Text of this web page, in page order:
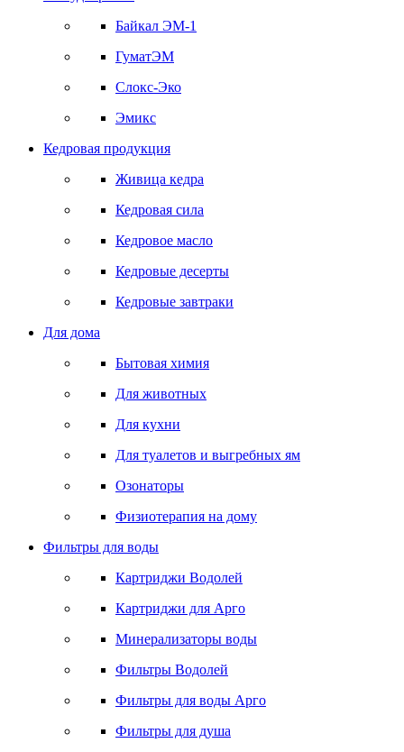
Байкал ЭМ-1
ГуматЭМ
Слокс-Эко
Эмикс
Кедровая продукция
Живица кедра
Кедровая сила
Кедровое масло
Кедровые десерты
Кедровые завтраки
Для дома
Бытовая химия
Для животных
Для кухни
Для туалетов и выгребных ям
Озонаторы
Физиотерапия на дому
Фильтры для воды
Картриджи Водолей
Картриджи для Арго
Минерализаторы воды
Фильтры Водолей
Фильтры для воды Арго
Фильтры для душа